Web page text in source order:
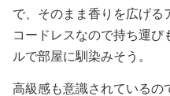
で、そのまま香りを広げる
コードレスなので持ち運
ルで部屋に馴染みそう。
高級感も意識されているの